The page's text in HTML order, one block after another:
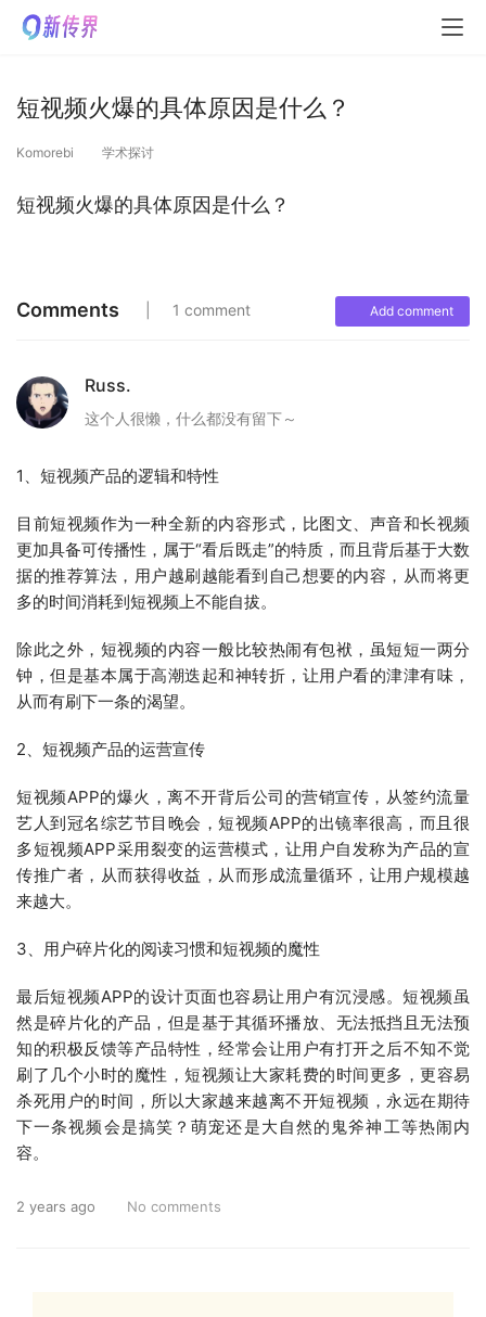
短视频火爆的具体原因是什么？
Komorebi 学术探讨
短视频火爆的具体原因是什么？
Comments 1 comment Add comment
Russ.
这个人很懒，什么都没有留下～
1、短视频产品的逻辑和特性
目前短视频作为一种全新的内容形式，比图文、声音和长视频
更加具备可传播性，属于“看后既走”的特质，而且背后基于大数
据的推荐算法，用户越刷越能看到自己想要的内容，从而将更
多的时间消耗到短视频上不能自拔。
除此之外，短视频的内容一般比较热闹有包袱，虽短短一两分
钟，但是基本属于高潮迭起和神转折，让用户看的津津有味，
从而有刷下一条的渴望。
2、短视频产品的运营宣传
短视频APP的爆火，离不开背后公司的营销宣传，从签约流量
艺人到冠名综艺节目晚会，短视频APP的出镜率很高，而且很
多短视频APP采用裂变的运营模式，让用户自发称为产品的宣
传推广者，从而获得收益，从而形成流量循环，让用户规模越
来越大。
3、用户碎片化的阅读习惯和短视频的魔性
最后短视频APP的设计页面也容易让用户有沉浸感。短视频虽
然是碎片化的产品，但是基于其循环播放、无法抵挡且无法预
知的积极反馈等产品特性，经常会让用户有打开之后不知不觉
刷了几个小时的魔性，短视频让大家耗费的时间更多，更容易
杀死用户的时间，所以大家越来越离不开短视频，永远在期待
下一条视频会是搞笑？萌宠还是大自然的鬼斧神工等热闹内
容。
2 years ago No comments